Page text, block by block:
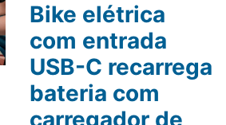
Bike elétrica
com entrada
USB-C recarrega
bateria com
carregador de